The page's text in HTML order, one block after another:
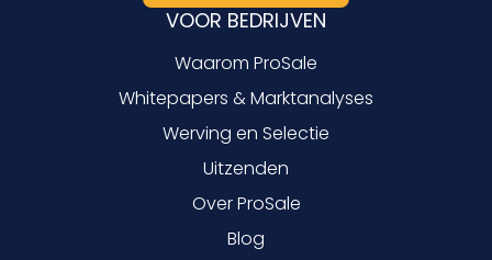
VOOR BEDRIJVEN
Waarom ProSale
Whitepapers & Marktanalyses
Werving en Selectie
Uitzenden
Over ProSale
Blog